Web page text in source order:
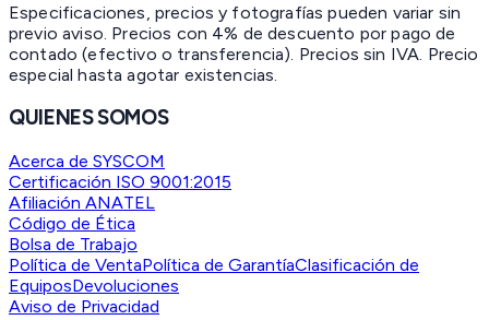
Especificaciones, precios y fotografías pueden variar sin
previo aviso. Precios con 4% de descuento por pago de
contado (efectivo o transferencia). Precios sin IVA. Precio
especial hasta agotar existencias.
QUIENES SOMOS
Acerca de SYSCOM
Certificación ISO 9001:2015
Afiliación ANATEL
Código de Ética
Bolsa de Trabajo
Política de VentaPolítica de GarantíaClasificación de
EquiposDevoluciones
Aviso de Privacidad